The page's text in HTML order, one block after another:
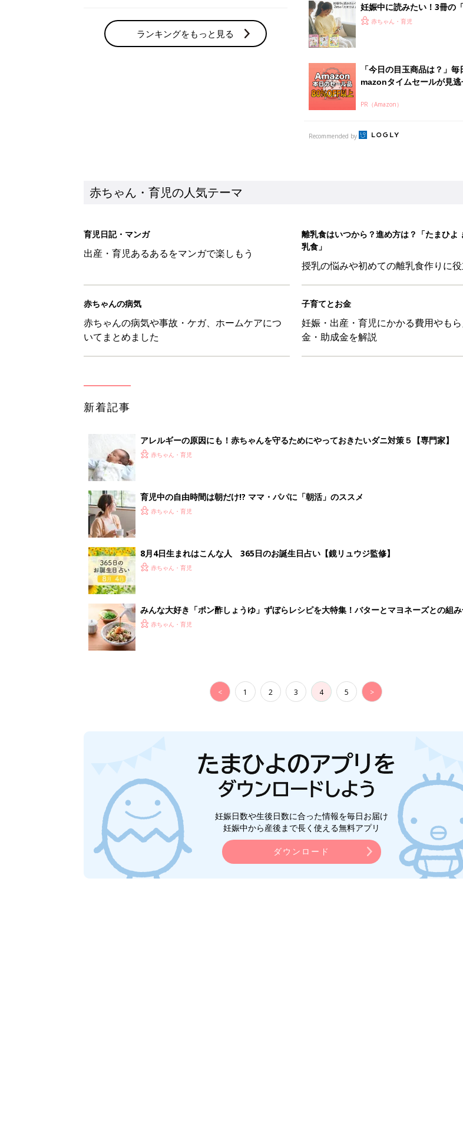
ランキングをもっと見る
妊娠中に読みたい！3冊の
よ」赤ちゃん・育児
「今日の目玉商品は？」
mazonタイムセールが見逃
PR（Amazon）
Recommended by
赤ちゃん・育児の人気テーマ
育児日記・マンガ
出産・育児あるあるをマンガで楽しもう
離乳食はいつから？進め方は？「たまひよ
乳食」
授乳の悩みや初めての離乳食作りに
赤ちゃんの病気
赤ちゃんの病気や事故・ケガ、ホームケアにつ
いてまとめました
子育てとお金
妊娠・出産・育児にかかる費用やも
金・助成金を解説
新着記事
アレルギーの原因にも！赤ちゃんを守るためにやっておきたいダニ対策５【専門家】
赤ちゃん・育児
育児中の自由時間は朝だけ!? ママ・パパに「朝活」のススメ
赤ちゃん・育児
8月4日生まれはこんな人 365日のお誕生日占い【鏡リュウジ監修】
赤ちゃん・育児
みんな大好き「ポン酢しょうゆ」ずぼらレシピを大特集！バターとマヨネーズとの組み
養学的にも最高⁉
赤ちゃん・育児
< 1 2 3 4 5 >
妊娠日数や生後日数に合った情報を毎日お届け
妊娠中から産後まで長く使える無料アプリ
ダウンロード